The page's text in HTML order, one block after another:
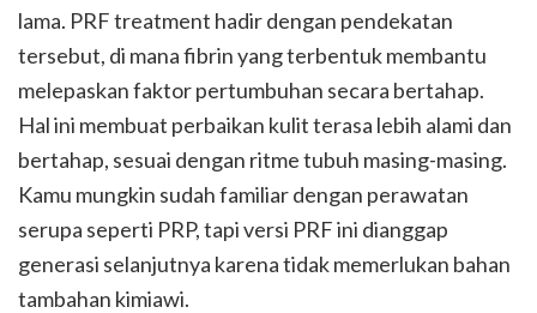
lama. PRF treatment hadir dengan pendekatan
tersebut, di mana fibrin yang terbentuk membantu
melepaskan faktor pertumbuhan secara bertahap.
Hal ini membuat perbaikan kulit terasa lebih alami dan
bertahap, sesuai dengan ritme tubuh masing-masing.
Kamu mungkin sudah familiar dengan perawatan
serupa seperti PRP, tapi versi PRF ini dianggap
generasi selanjutnya karena tidak memerlukan bahan
tambahan kimiawi.